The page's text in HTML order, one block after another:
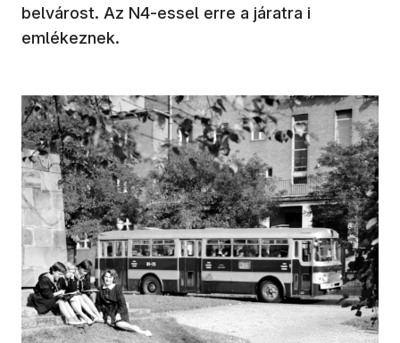
belvárost. Az N4-essel erre a járatra i
emlékeznek.